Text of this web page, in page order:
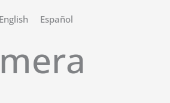
English Español